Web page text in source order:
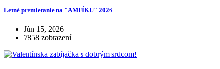
Letné premietanie na "AMFÍKU" 2026
Jún 15, 2026
7858 zobrazení